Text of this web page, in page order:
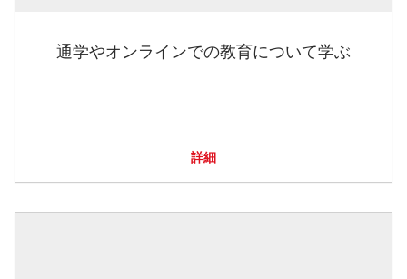
通学やオンラインでの教育について学ぶ
詳細